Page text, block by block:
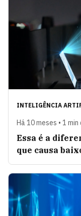
INTELIGÊNCIA
Há 10 meses • 1
Essa é a
que causa